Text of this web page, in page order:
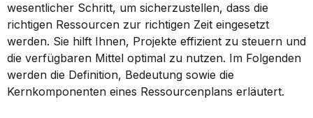
wesentlicher Schritt, um sicherzustellen, dass die
richtigen Ressourcen zur richtigen Zeit eingesetzt
werden. Sie hilft Ihnen, Projekte effizient zu steuern und
die verfügbaren Mittel optimal zu nutzen. Im Folgenden
werden die Definition, Bedeutung sowie die
Kernkomponenten eines Ressourcenplans erläutert.